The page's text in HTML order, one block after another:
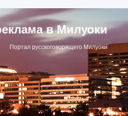
в Милуоки
Портал русскоговорящего Милуоки
▶